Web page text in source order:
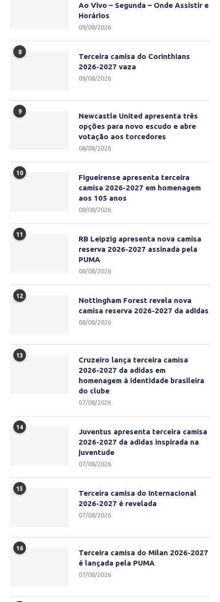
Ao Vivo – Segunda – Onde Assistir e
Horários
09/08/2026
8
Terceira camisa do Corinthians
2026-2027 vaza
09/08/2026
9
Newcastle United apresenta três
opções para novo escudo e abre
votação aos torcedores
08/08/2026
10
Figueirense apresenta terceira
camisa 2026-2027 em homenagem
aos 105 anos
08/08/2026
11
RB Leipzig apresenta nova camisa
reserva 2026-2027 assinada pela
PUMA
08/08/2026
12
Nottingham Forest revela nova
camisa reserva 2026-2027 da adidas
08/08/2026
13
Cruzeiro lança terceira camisa
2026-2027 da adidas em
homenagem à identidade brasileira
do clube
07/08/2026
14
Juventus apresenta terceira camisa
2026-2027 da adidas inspirada na
juventude
07/08/2026
15
Terceira camisa do Internacional
2026-2027 é revelada
07/08/2026
16
Terceira camisa do Milan 2026-2027
é lançada pela PUMA
07/08/2026